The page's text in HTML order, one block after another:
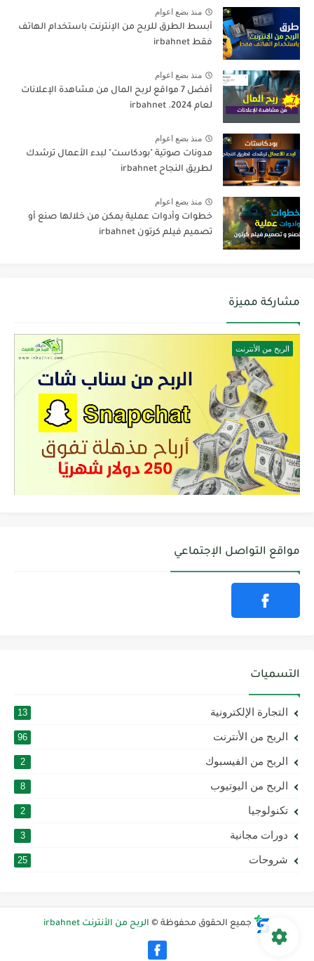
منذ بضع اعوام
أبسط الطرق للربح من الإنترنت باستخدام الهاتف
فقط irbahnet
منذ بضع اعوام
أفضل 7 مواقع لربح المال من مشاهدة الإعلانات
لعام 2024. irbahnet
منذ بضع اعوام
مدونات صوتية "بودكاست" لبدء الأعمال ترشدك
لطريق النجاح irbahnet
منذ بضع اعوام
خطوات وأدوات عملية يمكن من خلالها صنع أو
تصميم فيلم كرتون irbahnet
مشاركة مميزة
الربح من الأنترنت
مواقع التواصل الإجتماعي
التسميات
التجارة الإلكترونية 13
الربح من الأنترنت 96
الربح من الفيسبوك 2
الربح من اليوتيوب 8
تكنولوجيا 2
دورات مجانية 3
شروحات 25
جميع الحقوق محفوظة © الربح من الأنترنت irbahnet